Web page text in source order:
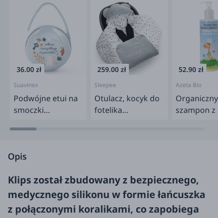
36.00 zł
Suavinex
Podwójne etui na
smoczki
niebieskie
259.00 zł
Sleepee
Otulacz, kocyk do
fotelika
52.90 zł
Azeta Bio
Organiczny
szampon z
Opis
Klips został zbudowany z bezpiecznego,
medycznego silikonu w formie łańcuszka
z połączonymi koralikami, cozapobiega